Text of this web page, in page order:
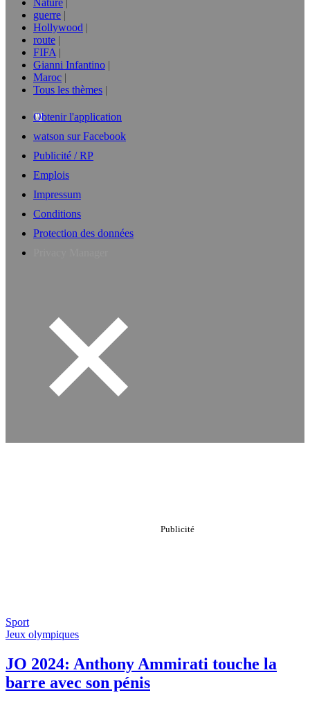
Nature
guerre
Hollywood
route
FIFA
Gianni Infantino
Maroc
Tous les thèmes
Obtenir l'application
watson sur Facebook
Publicité / RP
Emplois
Impressum
Conditions
Protection des données
Sport
Jeux olympiques
JO 2024: Anthony Ammirati touche la
barre avec son pénis